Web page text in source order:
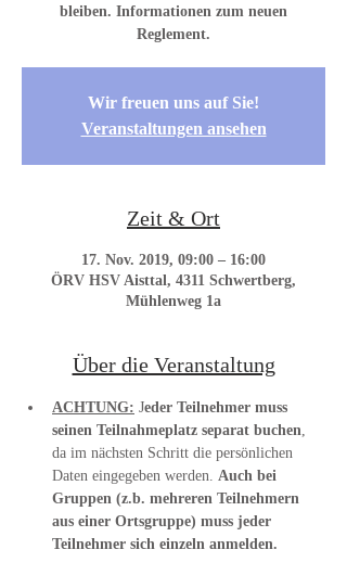
bleiben. Informationen zum neuen
Reglement.
Wir freuen uns auf Sie!
Veranstaltungen ansehen
Zeit & Ort
17. Nov. 2019, 09:00 – 16:00
ÖRV HSV Aisttal, 4311 Schwertberg,
Mühlenweg 1a
Über die Veranstaltung
ACHTUNG: Jeder Teilnehmer muss
seinen Teilnahmeplatz separat buchen,
da im nächsten Schritt die persönlichen
Daten eingegeben werden. Auch bei
Gruppen (z.b. mehreren Teilnehmern
aus einer Ortsgruppe) muss jeder
Teilnehmer sich einzeln anmelden.